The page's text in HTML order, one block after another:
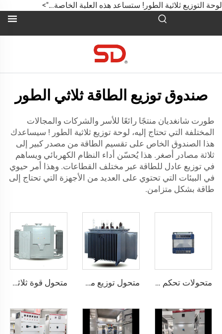
التوزيع ثلاثية الطور! ستساعد هذه العلبة الخاصة...">
صندوق توزيع الطاقة ثلاثي الطور
طورت شانغديان منتجًا رائعًا للأسر والشركات والمجالات
المختلفة التي تحتاج إليه، لوحة توزيع ثلاثية الطور ! سيساعدك
هذا الصندوق الخاص على تقسيم الطاقة من مصدر كبير إلى
ثلاثة مصادر أصغر. هذا يُحسّن أداء النظام الكهربائي ويساهم
في توزيع عادل للطاقة عبر مختلف القطاعات. وهذا أمر حيوي
في البيئات التي تحتوي على العديد من الأجهزة التي تحتاج إلى
طاقة بشكل متزامن.
متحولات تحكم سلسلة RBK (BK) متحول توزيع مغلق بالكامل بقلب لفائف ثلاثية الأطوار مسطحة متحول قوة ثلاثي الأطوار مغمور في زيت المعادن